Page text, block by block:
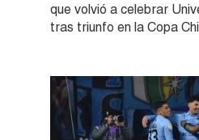
que volvió a celebrar
tras triunfo en la Copa